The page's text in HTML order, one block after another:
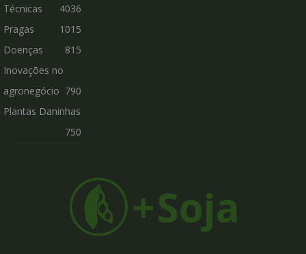
Técnicas
4036
Pragas
1015
Doenças
815
Inovações no
agronegócio 790
Plantas Daninhas
750